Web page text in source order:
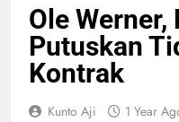
Ole
Putuskan
Kontrak
Kunto Aji 1 Year